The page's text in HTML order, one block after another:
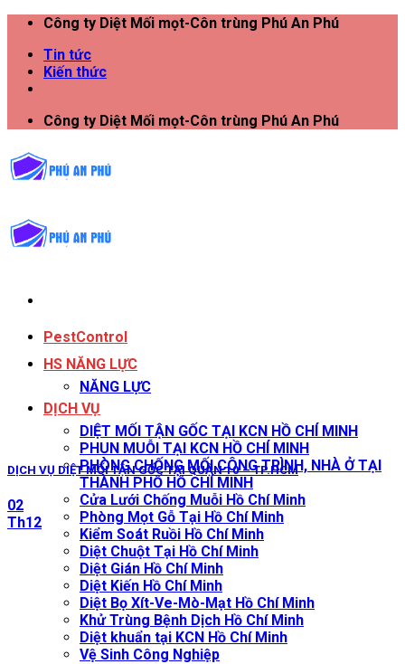
Công ty Diệt Mối mọt-Côn trùng Phú An Phú
Tin tức
Kiến thức
Công ty Diệt Mối mọt-Côn trùng Phú An Phú
PestControl
HS NĂNG LỰC
NĂNG LỰC
DỊCH VỤ
DIỆT MỐI TẬN GỐC TẠI KCN HỒ CHÍ MINH
PHUN MUỖI TẠI KCN HỒ CHÍ MINH
PHÒNG CHỐNG MỐI CÔNG TRÌNH, NHÀ Ở TẠI
THÀNH PHỐ HỒ CHÍ MINH
Cửa Lưới Chống Muỗi Hồ Chí Minh
Phòng Mọt Gỗ Tại Hồ Chí Minh
Kiểm Soát Ruồi Hồ Chí Minh
Diệt Chuột Tại Hồ Chí Minh
Diệt Gián Hồ Chí Minh
Diệt Kiến Hồ Chí Minh
Diệt Bọ Xít-Ve-Mò-Mạt Hồ Chí Minh
Khử Trùng Bệnh Dịch Hồ Chí Minh
Diệt khuẩn tại KCN Hồ Chí Minh
Vệ Sinh Công Nghiệp
DỊCH VỤ DIỆT MỐI TẬN GỐC TẠI QUẬN 10 – TP.HCM
02
Th12